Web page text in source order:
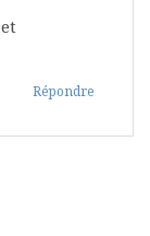
Répondre